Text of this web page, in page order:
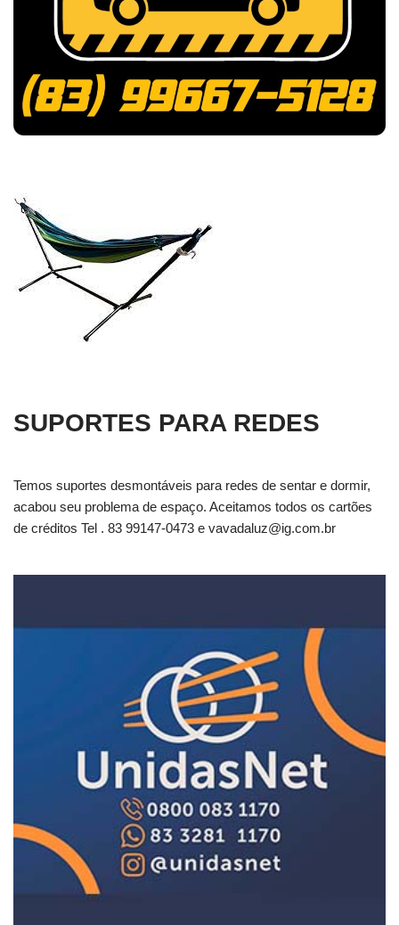
SUPORTES PARA REDES
Temos suportes desmontáveis para redes de sentar e dormir,
acabou seu problema de espaço. Aceitamos todos os cartões
de créditos Tel . 83 99147-0473 e vavadaluz@ig.com.br